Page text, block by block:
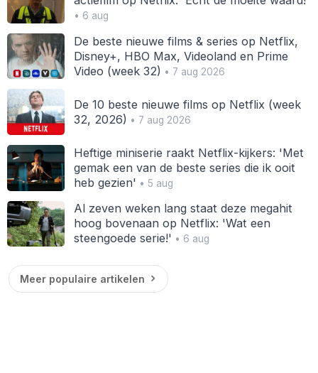
• 6 aug
De beste nieuwe films & series op Netflix,
Disney+, HBO Max, Videoland en Prime
Video (week 32) • 7 aug 2026
De 10 beste nieuwe films op Netflix (week
32, 2026) • 7 aug 2026
Heftige miniserie raakt Netflix-kijkers: 'Met
gemak een van de beste series die ik ooit
heb gezien' • 5 aug
Al zeven weken lang staat deze megahit
hoog bovenaan op Netflix: 'Wat een
steengoede serie!' • 6 aug
Meer populaire artikelen